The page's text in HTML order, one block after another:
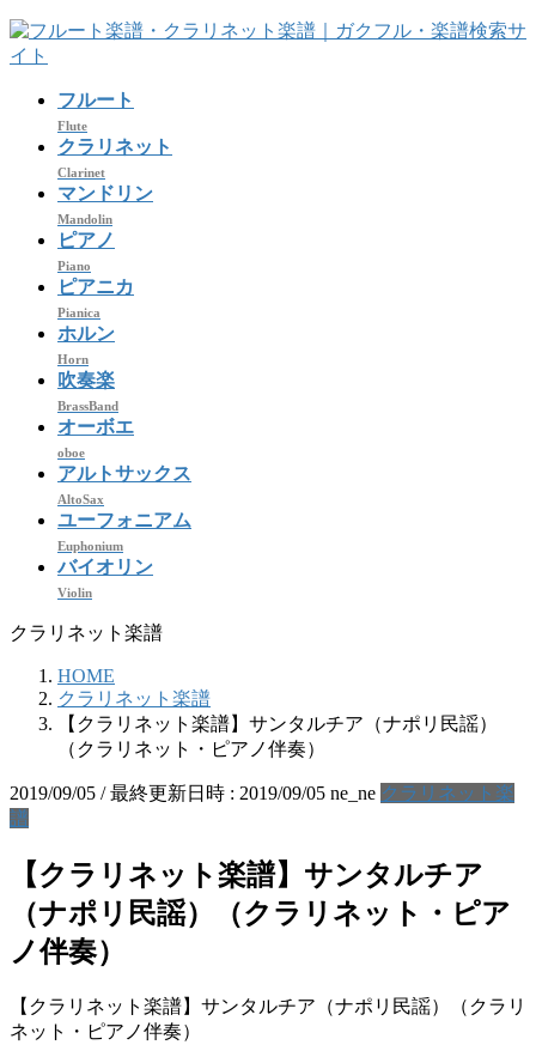
コ
ン
ナ
ビ
フルート
Flute
クラリネット
Clarinet
マンドリン
Mandolin
ピアノ
Piano
ピアニカ
Pianica
ホルン
Horn
吹奏楽
BrassBand
オーボエ
oboe
アルトサックス
AltoSax
ユーフォニアム
Euphonium
バイオリン
Violin
クラリネット楽譜
HOME
クラリネット楽譜
【クラリネット楽譜】サンタルチア（ナポリ民謡）
（クラリネット・ピアノ伴奏）
2019/09/05 / 最終更新日時 : 2019/09/05 ne_ne クラリネット楽
譜
【クラリネット楽譜】サンタルチア
（ナポリ民謡）（クラリネット・ピア
ノ伴奏）
【クラリネット楽譜】サンタルチア（ナポリ民謡）（クラリ
ネット・ピアノ伴奏）